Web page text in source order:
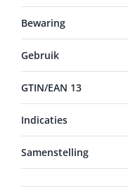
Bewaring
Gebruik
GTIN/EAN 13
Indicaties
Samenstelling